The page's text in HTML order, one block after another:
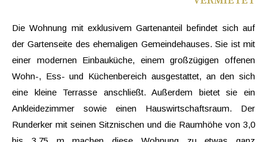
Die Wohnung mit exklusivem Gartenanteil befindet sich auf
der Gartenseite des ehemaligen Gemeindehauses. Sie ist mit
einer modernen Einbauküche, einem großzügigen offenen
Wohn-, Ess- und Küchenbereich ausgestattet, an den sich
eine kleine Terrasse anschließt. Außerdem bietet sie ein
Ankleidezimmer sowie einen Hauswirtschaftsraum. Der
Runderker mit seinen Sitznischen und die Raumhöhe von 3,0